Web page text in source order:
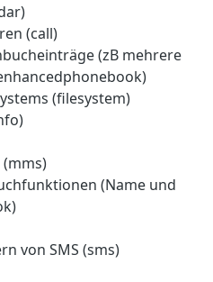
(call)
(zB mehrere
(filesystem)
(Name und
von SMS (sms)